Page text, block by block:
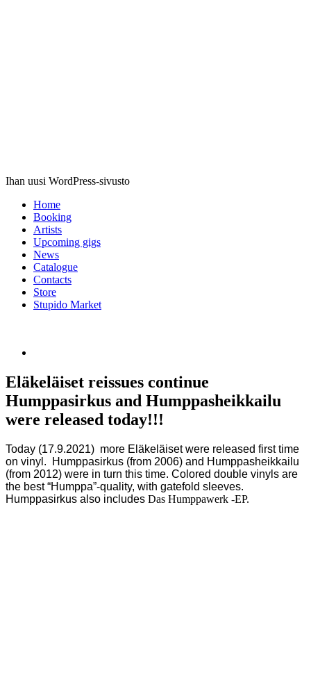
Ihan uusi WordPress-sivusto
Home
Booking
Artists
Upcoming gigs
News
Catalogue
Contacts
Store
Stupido Market
Eläkeläiset reissues continue
Humppasirkus and Humppasheikkailu
were released today!!!
Today (17.9.2021) more Eläkeläiset were released first time
on vinyl. Humppasirkus (from 2006) and Humppasheikkailu
(from 2012) were in turn this time. Colored double vinyls are
the best “Humppa”-quality, with gatefold sleeves.
Humppasirkus also includes Das Humppawerk -EP.